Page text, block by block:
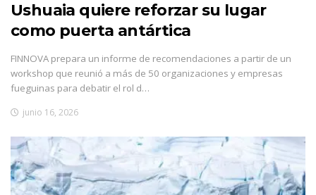
Ushuaia quiere reforzar su lugar
como puerta antártica
FINNOVA prepara un informe de recomendaciones a partir de un
workshop que reunió a más de 50 organizaciones y empresas
fueguinas para debatir el rol d…
junio 16, 2026